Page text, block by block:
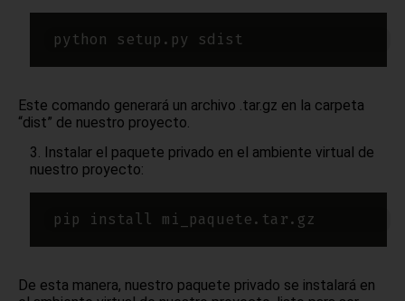
Este comando generará un archivo .tar.gz en la carpeta
“dist” de nuestro proyecto.
Instalar el paquete privado en el ambiente virtual de
nuestro proyecto:
De esta manera, nuestro paquete privado se instalará en